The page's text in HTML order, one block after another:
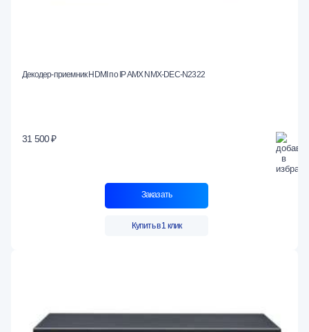
Декодер-приемник HDMI по IP AMX NMX-DEC-N2322
31 500 ₽
Заказать
Купить в 1 клик